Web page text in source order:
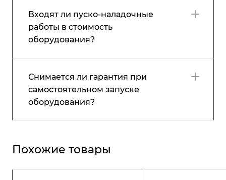
Входят ли пуско-наладочные
работы в стоимость
оборудования?
Снимается ли гарантия при
самостоятельном запуске
оборудования?
Похожие товары